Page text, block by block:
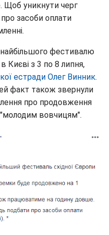
Щоб уникнути черг
засоби оплати
фестивалю
Києві з 3 по 8 липня,
естради Олег Винник.
факт також звернули
про продовження
вовчицям".